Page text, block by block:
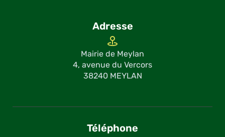
Adresse
Mairie de Meylan
4, avenue du Vercors
38240 MEYLAN
Téléphone